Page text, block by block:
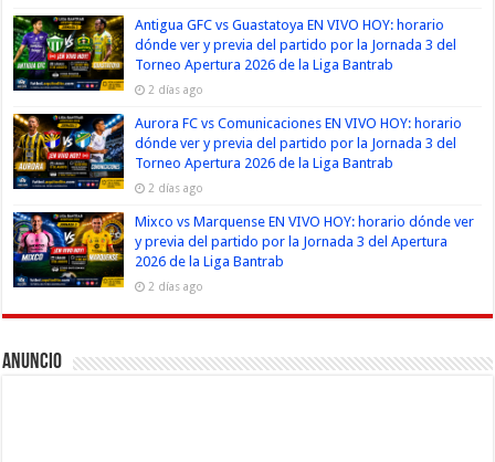
Antigua GFC vs Guastatoya EN VIVO HOY: horario
dónde ver y previa del partido por la Jornada 3 del
Torneo Apertura 2026 de la Liga Bantrab
2 días ago
Aurora FC vs Comunicaciones EN VIVO HOY: horario
dónde ver y previa del partido por la Jornada 3 del
Torneo Apertura 2026 de la Liga Bantrab
2 días ago
Mixco vs Marquense EN VIVO HOY: horario dónde ver
y previa del partido por la Jornada 3 del Apertura
2026 de la Liga Bantrab
2 días ago
Anuncio